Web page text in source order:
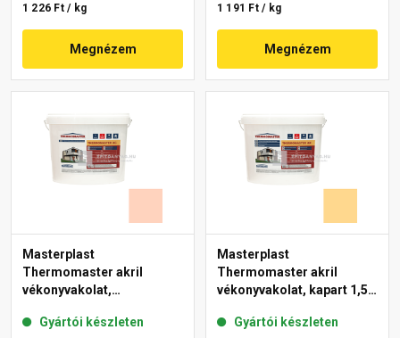
1 226 Ft / kg
Megnézem
1 191 Ft / kg
Megnézem
Masterplast
Thermomaster akril
vékonyvakolat,
15-E 25 kg
Gyártói készleten
Masterplast
Thermomaster akril
vékonyvakolat, kapart 1,5
Gyártói készleten